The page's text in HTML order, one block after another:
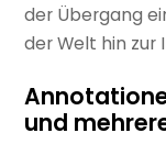
der Übergang
der Welt hin zur
und